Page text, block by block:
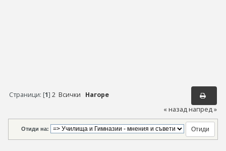
Страници: [1] 2 Всички
Нагоре
« назад напред »
Отиди на: